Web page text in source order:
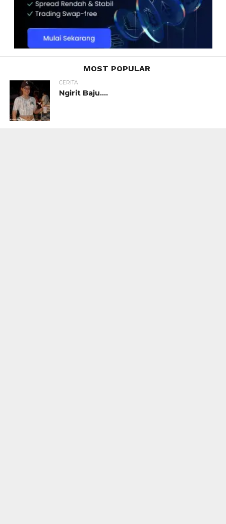
MOST POPULAR
CERITA
Ngirit Baju….